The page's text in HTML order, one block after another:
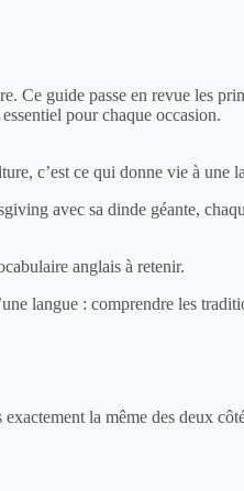
Ce guide passe en revue
pour chaque occasion.
c’est ce qui donne vie à
avec sa dinde géante,
anglais à retenir.
langue : comprendre les
la même des deux